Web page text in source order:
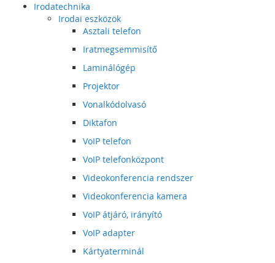
Irodatechnika
Irodai eszközök
Asztali telefon
Iratmegsemmisítő
Laminálógép
Projektor
Vonalkódolvasó
Diktafon
VoIP telefon
VoIP telefonközpont
Videokonferencia rendszer
Videokonferencia kamera
VoIP átjáró, irányító
VoIP adapter
Kártyaterminál